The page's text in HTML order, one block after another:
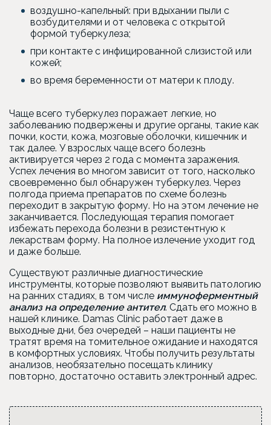
воздушно-капельный: при вдыхании пыли с
возбудителями и от человека с открытой
формой туберкулеза;
при контакте с инфицированной слизистой или
кожей;
во время беременности от матери к плоду.
Чаще всего туберкулез поражает легкие, но
заболеванию подвержены и другие органы, такие как
почки, кости, кожа, мозговые оболочки, кишечник и
так далее. У взрослых чаще всего болезнь
активируется через 2 года с момента заражения.
Успех лечения во многом зависит от того, насколько
своевременно был обнаружен туберкулез. Через
полгода приема препаратов по схеме болезнь
переходит в закрытую форму. Но на этом лечение не
заканчивается. Последующая терапия помогает
избежать перехода болезни в резистентную к
лекарствам форму. На полное излечение уходит год
и даже больше.
Существуют различные диагностические
инструменты, которые позволяют выявить патологию
на ранних стадиях, в том числе иммуноферментный
анализ на определение антител. Сдать его можно в
нашей клинике. Damas Clinic работает даже в
выходные дни, без очередей – наши пациенты не
тратят время на томительное ожидание и находятся
в комфортных условиях. Чтобы получить результаты
анализов, необязательно посещать клинику
повторно, достаточно оставить электронный адрес.